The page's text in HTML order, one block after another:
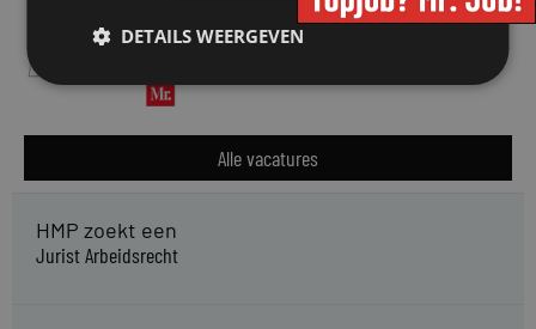
Alle vacatures
HMP zoekt een
Jurist Arbeidsrecht
DETAILS WEERGEVEN